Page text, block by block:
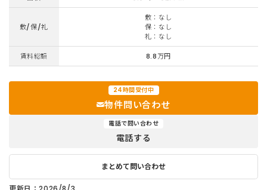
敷/保/礼
敷：なし
保：なし
礼：なし
賃料総額 8.8万円
24時間受付中
物件問い合わせ
電話で問い合わせ
電話する
まとめて問い合わせ